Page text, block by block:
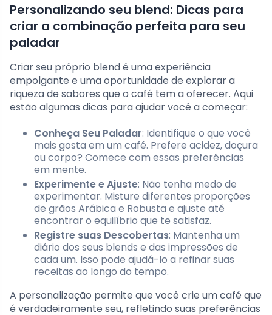
Personalizando seu blend: Dicas para
criar a combinação perfeita para seu
paladar
Criar seu próprio blend é uma experiência
empolgante e uma oportunidade de explorar a
riqueza de sabores que o café tem a oferecer. Aqui
estão algumas dicas para ajudar você a começar:
Conheça Seu Paladar: Identifique o que você
mais gosta em um café. Prefere acidez, doçura
ou corpo? Comece com essas preferências
em mente.
Experimente e Ajuste: Não tenha medo de
experimentar. Misture diferentes proporções
de grãos Arábica e Robusta e ajuste até
encontrar o equilíbrio que te satisfaz.
Registre suas Descobertas: Mantenha um
diário dos seus blends e das impressões de
cada um. Isso pode ajudá-lo a refinar suas
receitas ao longo do tempo.
A personalização permite que você crie um café que
é verdadeiramente seu, refletindo suas preferências